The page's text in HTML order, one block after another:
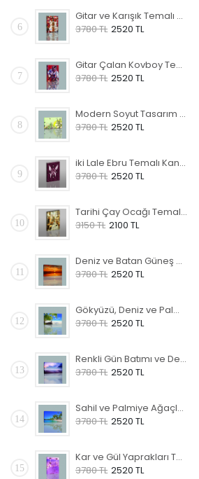
6
Gitar ve Karışık Temalı Kanvas Tablo
3780 TL 2520 TL
7
Gitar Çalan Kovboy Temalı Kanvas Tablo
3780 TL 2520 TL
8
Modern Soyut Tasarım 42 Kanvas Tablo
3780 TL 2520 TL
9
iki Lale Ebru Temalı Kanvas Tablo
3780 TL 2520 TL
10
Tarihi Çay Ocağı Temalı Kanvas Tablo
3150 TL 2100 TL
11
Deniz ve Batan Güneş Kanvas Tablo
3780 TL 2520 TL
12
Gökyüzü, Deniz ve Palmiyeler Kanvas Tablo
3780 TL 2520 TL
13
Renkli Gün Batımı ve Deniz Kanvas Tablo
3780 TL 2520 TL
14
Sahil ve Palmiye Ağaçları Kanvas Tablo
3780 TL 2520 TL
15
Kar ve Gül Yaprakları Temalı Kanvas Tablo
3780 TL 2520 TL